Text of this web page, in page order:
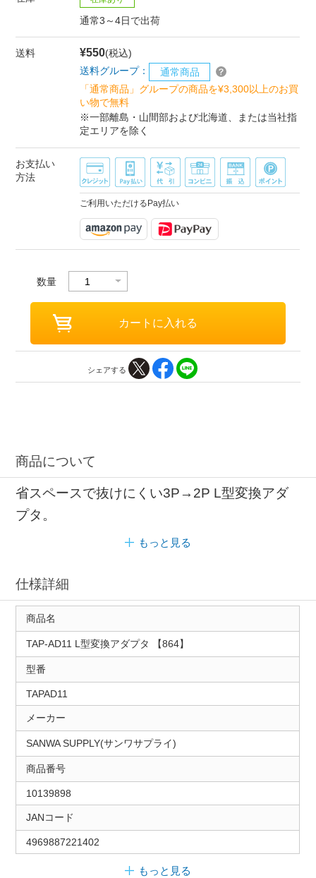
通常3～4日で出荷
送料 ¥550(税込)
送料グループ：
通常商品
「通常商品」グループの商品を¥3,300以上のお買
い物で無料
※一部離島・山間部および北海道、または当社指
定エリアを除く
お支払い
方法
ご利用いただけるPay払い
数量
シェアする
商品について
省スペースで抜けにくい3P→2P L型変換アダ
プタ。
もっと見る
仕様詳細
商品名
TAP-AD11 L型変換アダプタ 【864】
型番
TAPAD11
メーカー
SANWA SUPPLY(サンワサプライ)
商品番号
10139898
JANコード
4969887221402
もっと見る